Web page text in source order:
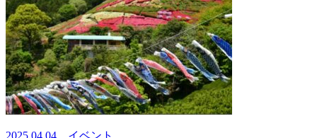
2025.04.04 イベント